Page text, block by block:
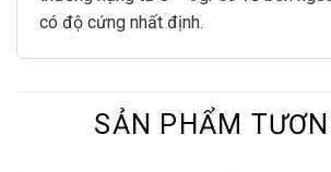
có độ cứng nhất định.
SẢN PHẨM